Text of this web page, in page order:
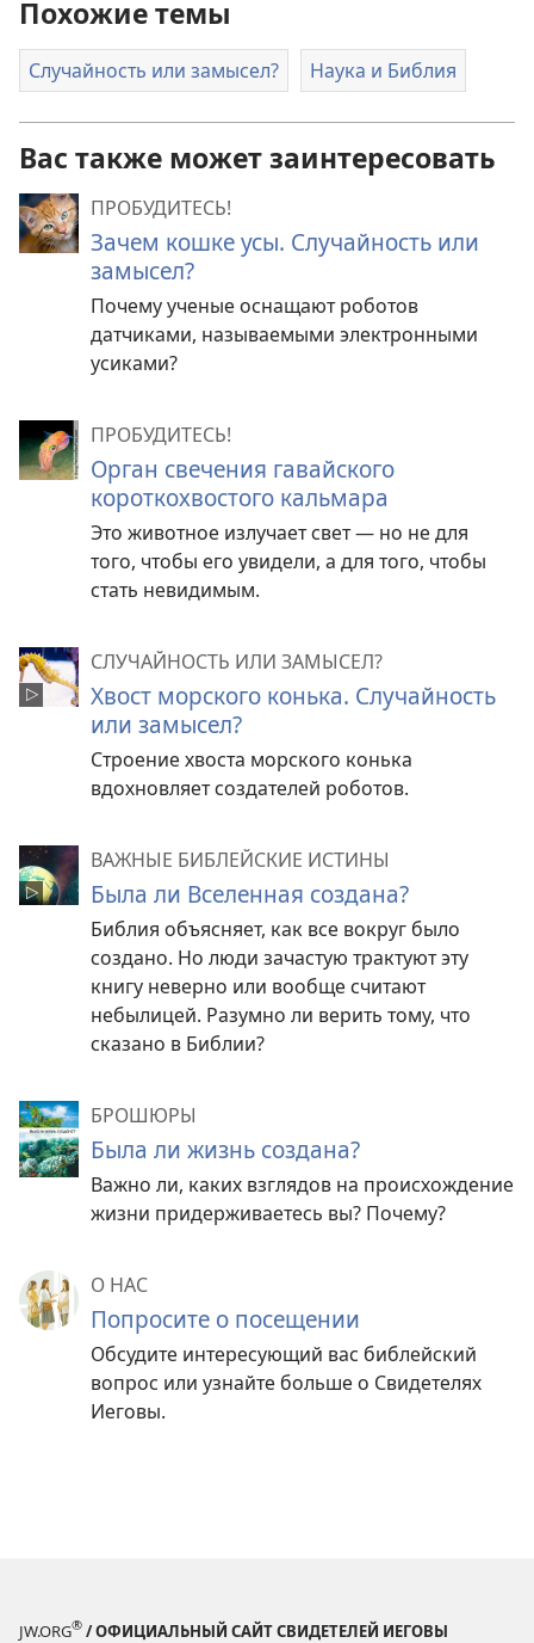
Похожие темы
Случайность или замысел? Наука и Библия
Вас также может заинтересовать
ПРОБУДИТЕСЬ!
Зачем кошке усы. Случайность или
замысел?
Почему ученые оснащают роботов
датчиками, называемыми электронными
усиками?
ПРОБУДИТЕСЬ!
Орган свечения гавайского
короткохвостого кальмара
Это животное излучает свет — но не для
того, чтобы его увидели, а для того, чтобы
стать невидимым.
СЛУЧАЙНОСТЬ ИЛИ ЗАМЫСЕЛ?
Хвост морского конька. Случайность
или замысел?
Строение хвоста морского конька
вдохновляет создателей роботов.
ВАЖНЫЕ БИБЛЕЙСКИЕ ИСТИНЫ
Была ли Вселенная создана?
Библия объясняет, как все вокруг было
создано. Но люди зачастую трактуют эту
книгу неверно или вообще считают
небылицей. Разумно ли верить тому, что
сказано в Библии?
БРОШЮРЫ
Была ли жизнь создана?
Важно ли, каких взглядов на происхождение
жизни придерживаетесь вы? Почему?
О НАС
Попросите о посещении
Обсудите интересующий вас библейский
вопрос или узнайте больше о Свидетелях
Иеговы.
JW.ORG® / ОФИЦИАЛЬНЫЙ САЙТ СВИДЕТЕЛЕЙ ИЕГОВЫ